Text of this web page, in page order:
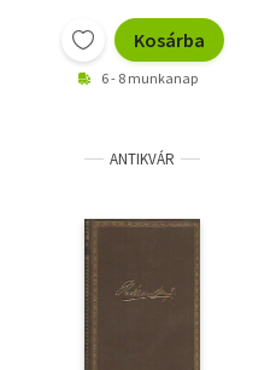
Kosárba
6 - 8 munkanap
ANTIKVÁR